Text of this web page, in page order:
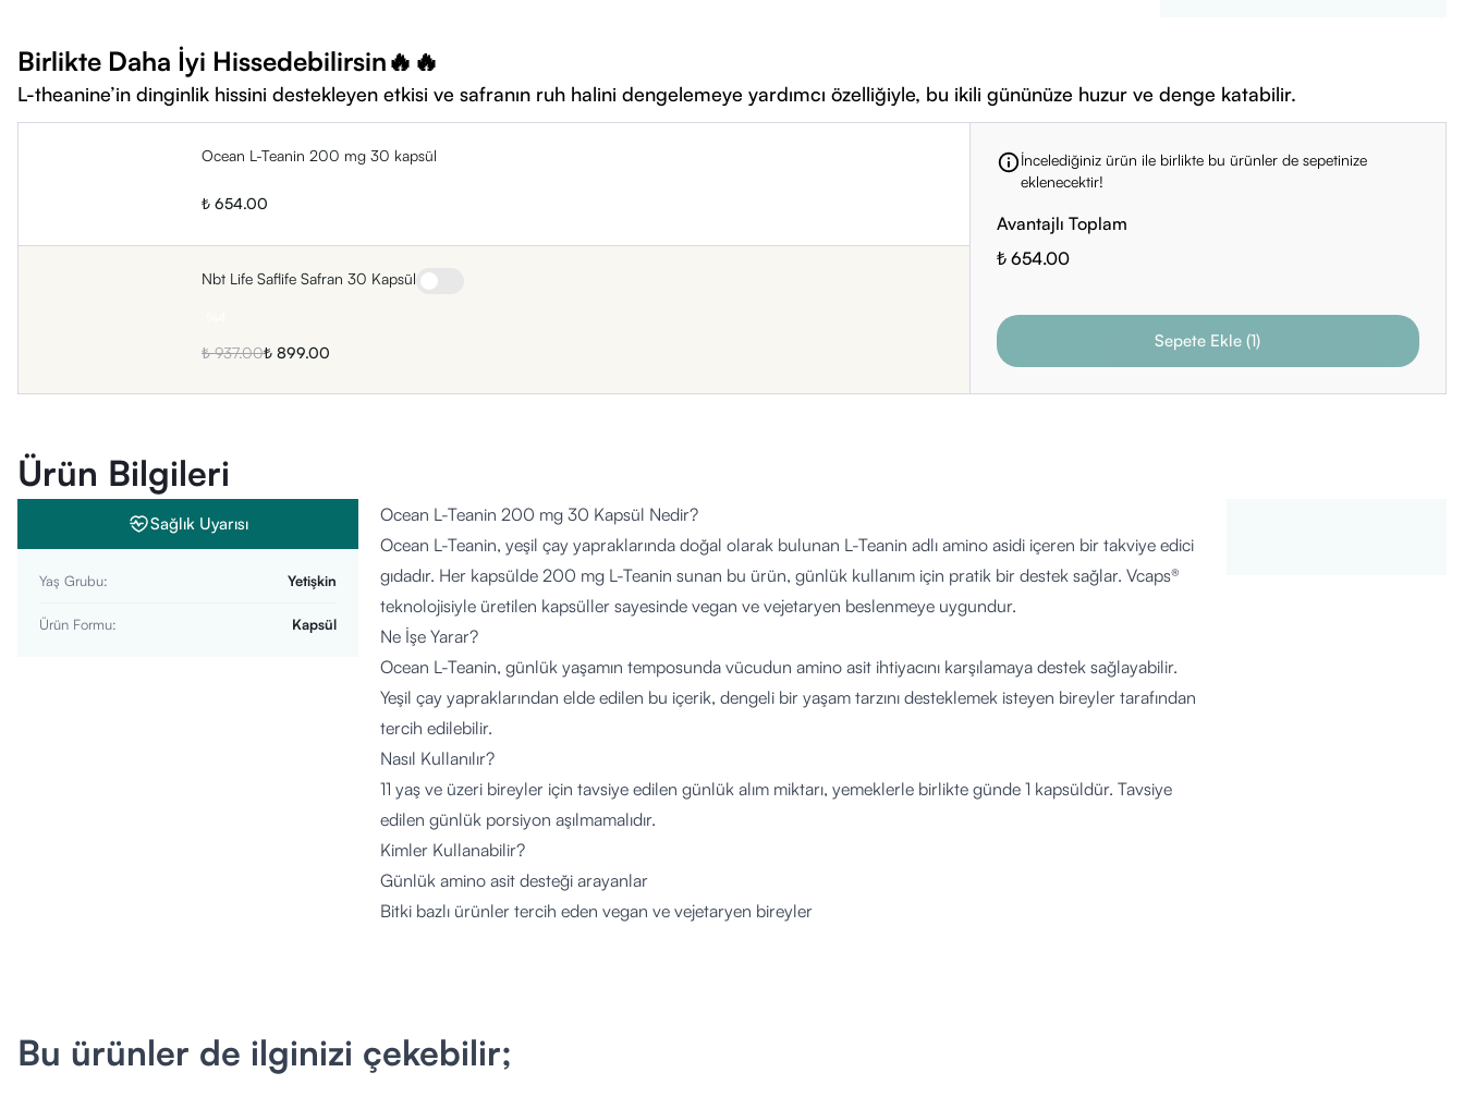
Birlikte Daha İyi Hissedebilirsin🔥🔥
L-theanine’in dinginlik hissini destekleyen etkisi ve safranın ruh halini dengelemeye yardımcı özelliğiyle, bu ikili gününüze huzur ve denge katabilir.
Ocean L-Teanin 200 mg 30 kapsül
₺ 654.00
Nbt Life Saflife Safran 30 Kapsül
₺ 937.00₺ 899.00
İncelediğiniz ürün ile birlikte bu ürünler de sepetinize
eklenecektir!
Avantajlı Toplam
₺ 654.00
Sepete Ekle (1)
Ürün Bilgileri
Sağlık Uyarısı
Yaş Grubu: Yetişkin
Ürün Formu: Kapsül
Ocean L-Teanin 200 mg 30 Kapsül Nedir?
Ocean L-Teanin, yeşil çay yapraklarında doğal olarak bulunan L-Teanin adlı amino asidi içeren bir takviye edici
gıdadır. Her kapsülde 200 mg L-Teanin sunan bu ürün, günlük kullanım için pratik bir destek sağlar. Vcaps®
teknolojisiyle üretilen kapsüller sayesinde vegan ve vejetaryen beslenmeye uygundur.
Ne İşe Yarar?
Ocean L-Teanin, günlük yaşamın temposunda vücudun amino asit ihtiyacını karşılamaya destek sağlayabilir.
Yeşil çay yapraklarından elde edilen bu içerik, dengeli bir yaşam tarzını desteklemek isteyen bireyler tarafından
tercih edilebilir.
Nasıl Kullanılır?
11 yaş ve üzeri bireyler için tavsiye edilen günlük alım miktarı, yemeklerle birlikte günde 1 kapsüldür. Tavsiye
edilen günlük porsiyon aşılmamalıdır.
Kimler Kullanabilir?
Günlük amino asit desteği arayanlar
Bitki bazlı ürünler tercih eden vegan ve vejetaryen bireyler
Beslenme Referans Değeri (BRD) bulunmamaktadır.
Bu ürünler de ilginizi çekebilir;